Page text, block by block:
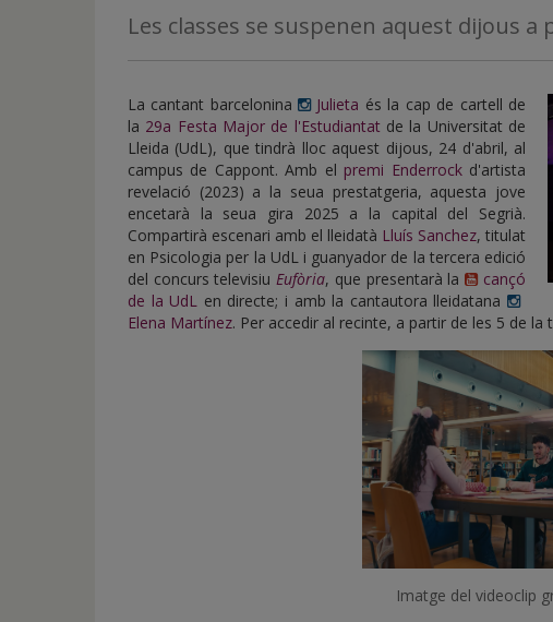
inicio
Les classes se suspenen aquest dijous
La cantant barcelonina Julieta és la cap de cartell de
la 29a Festa Major de l'Estudiantatde la Universitat de
Lleida (UdL), que tindrà lloc aquest dijous, 24 d'abril, al
campus de Cappont. Amb el premi Enderrockd'artista
revelació (2023) a la seua prestatgeria, aquesta jove
encetarà la seua gira 2025 a la capital del Segrià.
Compartirà escenari amb el lleidatà Lluís Sanchez, titulat
en Psicologia per la UdL i guanyador de la tercera edició
del concurs televisiuEufòria, que presentarà la
cançó
de la UdL en directe; i amb la cantautora lleidatana
Elena Martínez. Per accedir al recinte, a partir de les 5 de la
Imatge del videoclip